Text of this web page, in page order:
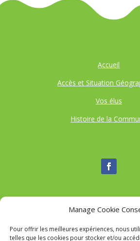
Manage Cookie
Pour offrir les meilleures expériences, nous
telles que les cookies pour stocker et/ou
Accueil
Accès et Situation
Vos élus
Histoire de la
Nous contacter
Tél :04 95 52 84 88